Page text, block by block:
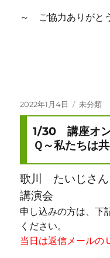
～ ご協力ありがと
投
稿
2022年1月4日
カ
テ
ゴ
リ
ー
未分類
1/30 講座オ
Ｑ～私たちは
歌川 たいじさん
講演会
申し込みの方は、下
ください。
当日は返信メールの